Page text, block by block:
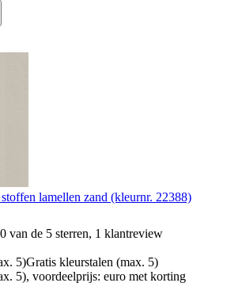
lamellen zand (kleurnr. 22388)
van de 5 sterren, 1 klantreview
5)Gratis kleurstalen (max. 5)
5), voordeelprijs: euro met korting